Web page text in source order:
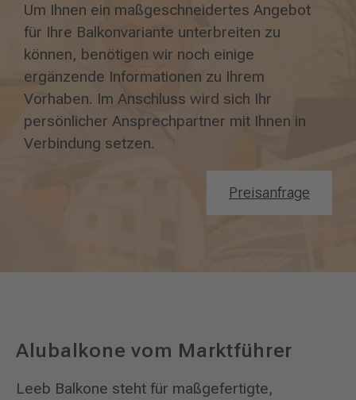
Um Ihnen ein maßgeschneidertes Angebot
für Ihre Balkonvariante unterbreiten zu
können, benötigen wir noch einige
ergänzende Informationen zu Ihrem
Vorhaben. Im Anschluss wird sich Ihr
persönlicher Ansprechpartner mit Ihnen in
Verbindung setzen.
Preisanfrage
Alubalkone vom Marktführer
Leeb Balkone steht für maßgefertigte,